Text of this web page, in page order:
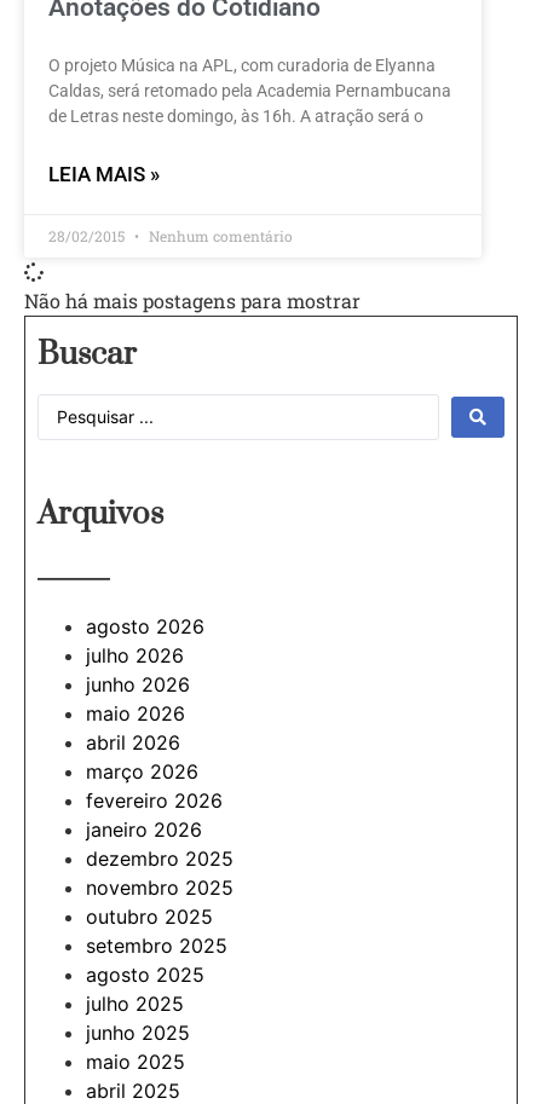
Anotações do Cotidiano
O projeto Música na APL, com curadoria de Elyanna
Caldas, será retomado pela Academia Pernambucana
de Letras neste domingo, às 16h. A atração será o
LEIA MAIS »
28/02/2015 Nenhum comentário
Não há mais postagens para mostrar
Buscar
Arquivos
———
agosto 2026
julho 2026
junho 2026
maio 2026
abril 2026
março 2026
fevereiro 2026
janeiro 2026
dezembro 2025
novembro 2025
outubro 2025
setembro 2025
agosto 2025
julho 2025
junho 2025
maio 2025
abril 2025